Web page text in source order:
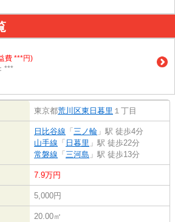
費 ***円)
***
東京都荒川区東日暮里 １丁目
日比谷線 「 三ノ輪 」駅 徒歩4分
山手線 「 日暮里 」駅 徒歩22分
常磐線 「 三河島 」駅 徒歩13分
7.9万円
5,000円
20.00㎡